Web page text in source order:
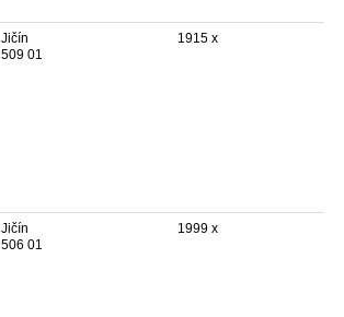
Jičín
509 01
1915 x
Jičín
506 01
1999 x